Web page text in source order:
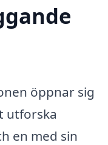
öppnar sig
utforska
en med sin